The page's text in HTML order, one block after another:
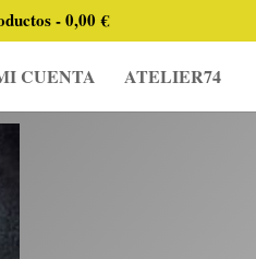
0,00 €
CUENTA ATELIER74